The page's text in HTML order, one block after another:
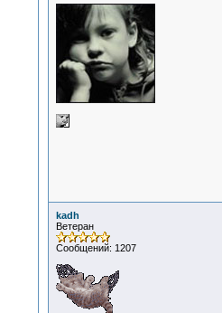
kadh
Ветеран
Сообщений: 1207